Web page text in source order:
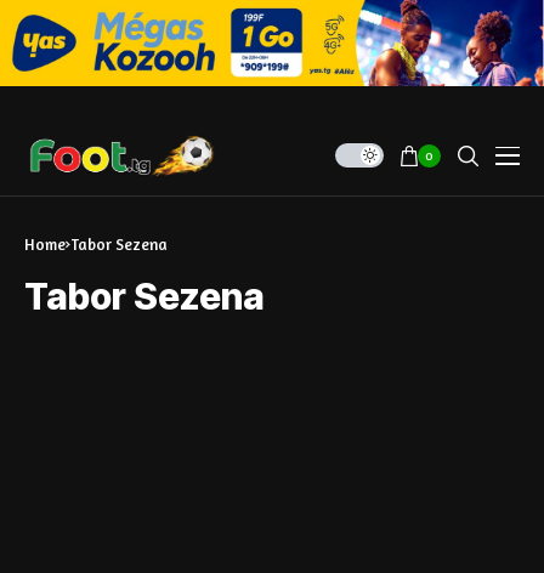
0
Home Tabor Sezena
Tabor Sezena